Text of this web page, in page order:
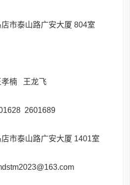
泰山路广安大厦 804室
楠 王龙飞
2601689
泰山路广安大厦 1401室